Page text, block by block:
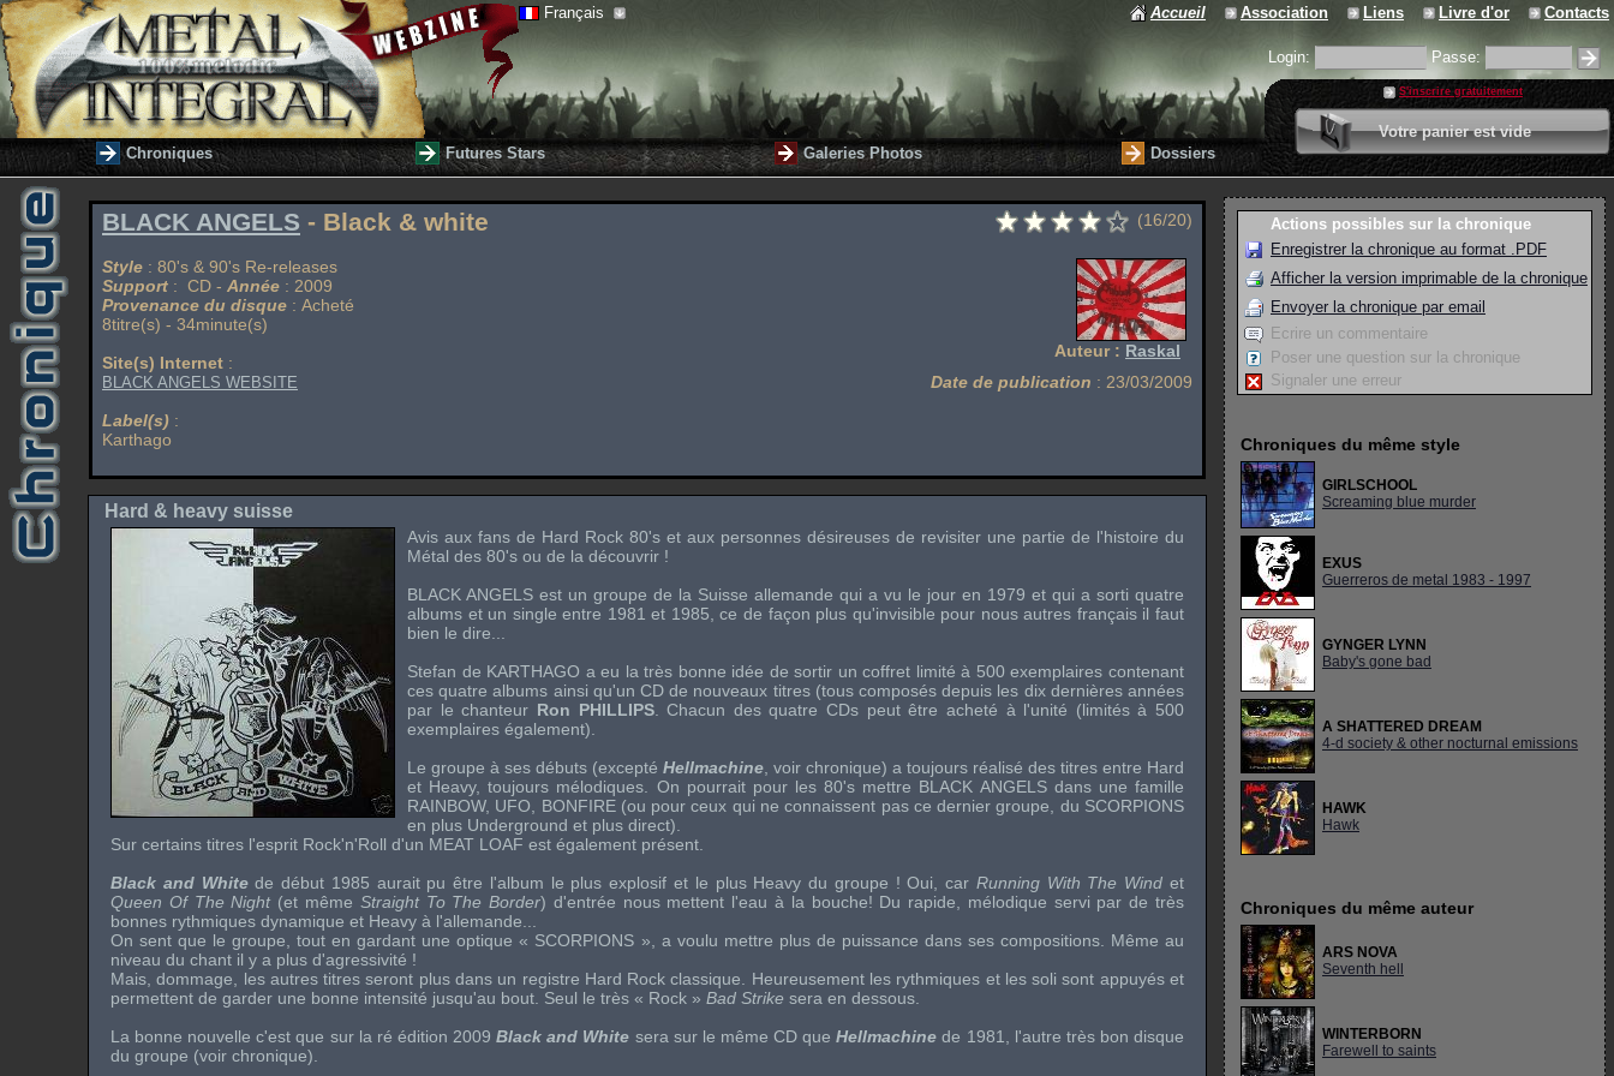
Français Accueil Association Liens Livre d'or Contacts
Login: Passe:
S'inscrire gratuitement
Votre panier est vide
0 article
Valider votre panier
Chroniques Futures Stars Galeries Photos Dossiers
BLACK ANGELS - Black & white
Style : 80's & 90's Re-releases
Support : CD - Année : 2009
Provenance du disque : Acheté
8titre(s) - 34minute(s)
Site(s) Internet :
BLACK ANGELS WEBSITE
Label(s) :
Karthago
(16/20)
Auteur : Raskal
Date de publication : 23/03/2009
Hard & heavy suisse
Avis aux fans de Hard Rock 80's et aux personnes désireuses de revisiter une partie de l'histoire du
Métal des 80's ou de la découvrir !
BLACK ANGELS est un groupe de la Suisse allemande qui a vu le jour en 1979 et qui a sorti quatre
albums et un single entre 1981 et 1985, ce de façon plus qu'invisible pour nous autres français il faut
bien le dire...
Stefan de KARTHAGO a eu la très bonne idée de sortir un coffret limité à 500 exemplaires contenant
ces quatre albums ainsi qu'un CD de nouveaux titres (tous composés depuis les dix dernières années
par le chanteur Ron PHILLIPS. Chacun des quatre CDs peut être acheté à l'unité (limités à 500
exemplaires également).
Le groupe à ses débuts (excepté Hellmachine , voir chronique) a toujours réalisé des titres entre Hard
et Heavy, toujours mélodiques. On pourrait pour les 80's mettre BLACK ANGELS dans une famille
RAINBOW, UFO BONFIRE(ou pour ceux qui ne connaissent pas ce dernier groupe, du SCORPIONS
en plus Underground et plus direct).
Sur certains titres l'esprit Rock'n'Roll d'un MEAT LOAF est également présent.
Black and Whitede début 1985 aurait pu être l'album le plus explosif et le plus Heavy du groupe ! Oui, car Running With The Wind et
Queen Of The Night (et même Straight To The Border) d'entrée nous mettent l'eau à la bouche! Du rapide, mélodique servi par de très
bonnes rythmiques dynamique et Heavy à l'allemande...
On sent que le groupe, tout en gardant une optique « SCORPIONS », a voulu mettre plus de puissance dans ses compositions. Même au
niveau du chant il y a plus d'agressivité !
Mais, dommage, les autres titres seront plus dans un registre Hard Rock classique. Heureusement les rythmiques et les soli sont appuyés et
permettent de garder une bonne intensité jusqu'au bout. Seul le très « Rock » Bad Strike sera en dessous.
La bonne nouvelle c'est que sur la ré édition 2009Black and White sera sur le même CD que Hellmachinede 1981, l'autre très bon disque
du groupe (voir chronique).
Actions possibles sur la chronique
Enregistrer la chronique au format .PDF
Afficher la version imprimable de la chronique
Envoyer la chronique par email
Ecrire un commentaire
Poser une question sur la chronique
Signaler une erreur
Chroniques du même style
GIRLSCHOOL
Screaming blue murder
EXUS
Guerreros de metal 1983 - 1997
GYNGER LYNN
Baby's gone bad
A SHATTERED DREAM
4-d society & other nocturnal emissions
HAWK
Hawk
Chroniques du même auteur
ARS NOVA
Seventh hell
WINTERBORN
Farewell to saints